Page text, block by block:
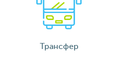
Трансфер